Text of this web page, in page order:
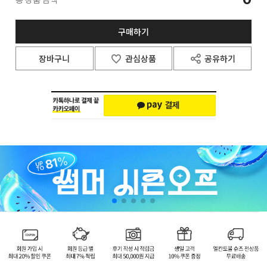
구매하기
장바구니 관심상품 공유하기